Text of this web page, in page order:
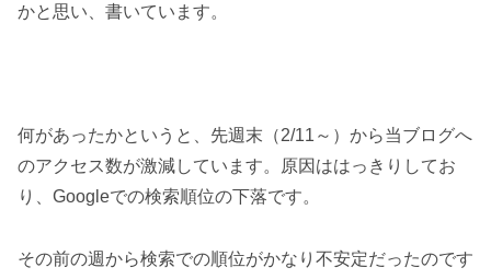
かと思い、書いています。
何があったかというと、先週末（2/11～）から当ブログへ
のアクセス数が激減しています。原因ははっきりしてお
り、Googleでの検索順位の下落です。
その前の週から検索での順位がかなり不安定だったのです